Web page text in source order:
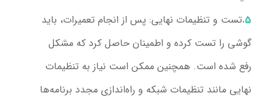
تست و تنظیمات نهایی: پس از انجام تعمیرات، باید
گوشی را تست کرده و اطمینان حاصل کرد که مشکل
رفع شده است. همچنین ممکن است نیاز به تنظیمات
نهایی مانند تنظیمات شبکه و راه‌اندازی مجدد برنامه‌ها